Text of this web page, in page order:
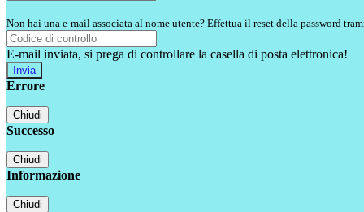
Non hai una e-mail associata al nome utente? Effettua il reset della password
E-mail inviata, si prega di controllare la casella di posta elettronica!
Errore
Chiudi
Successo
Chiudi
Informazione
Chiudi